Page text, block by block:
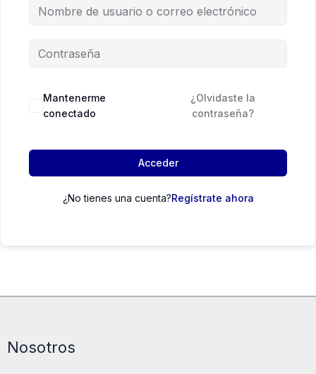
Mantenerme
conectado
¿Olvidaste la
contraseña?
Acceder
¿No tienes una cuenta?Regístrate ahora
Nosotros